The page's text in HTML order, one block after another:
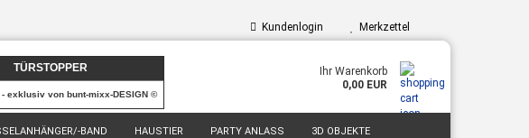
Kundenlogin Merkzettel
TÜRSTOPPER
exklusiv von bunt-mixx-DESIGN ©
Ihr Warenkorb
0,00 EUR
BAND HAUSTIER PARTY ANLASS 3D OBJEKTE